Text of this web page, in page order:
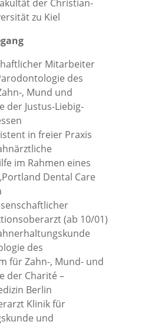
der Christian-
zu Kiel
Mitarbeiter
des
, Mund und
der Justus-Liebig-
in freier Praxis
im Rahmen eines
Dental Care
(ab 10/01)
des
für Zahn-, Mund- und
der Charité –
Berlin
Klinik für
und